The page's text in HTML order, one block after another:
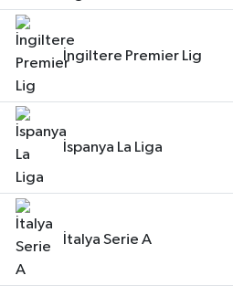
İngiltere Premier Lig
İspanya La Liga
İtalya Serie A